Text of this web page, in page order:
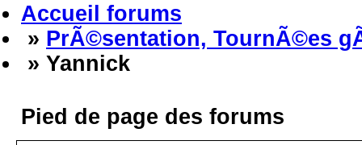
Accueil forums
» PrÃ©sentation, TournÃ©es
» Yannick
Pied de page des forums